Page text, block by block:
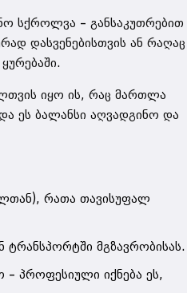
სქროლვა – განსაკუთრებით
დასვენებისთვის ან რაღაც
იყო ის, რაც მართლა
ეს ბალანსი აღვადგინო და
რათა თავისუფალ
ტრანსპორტში მგზავრობისას.
– პროფესიული იქნება ეს,